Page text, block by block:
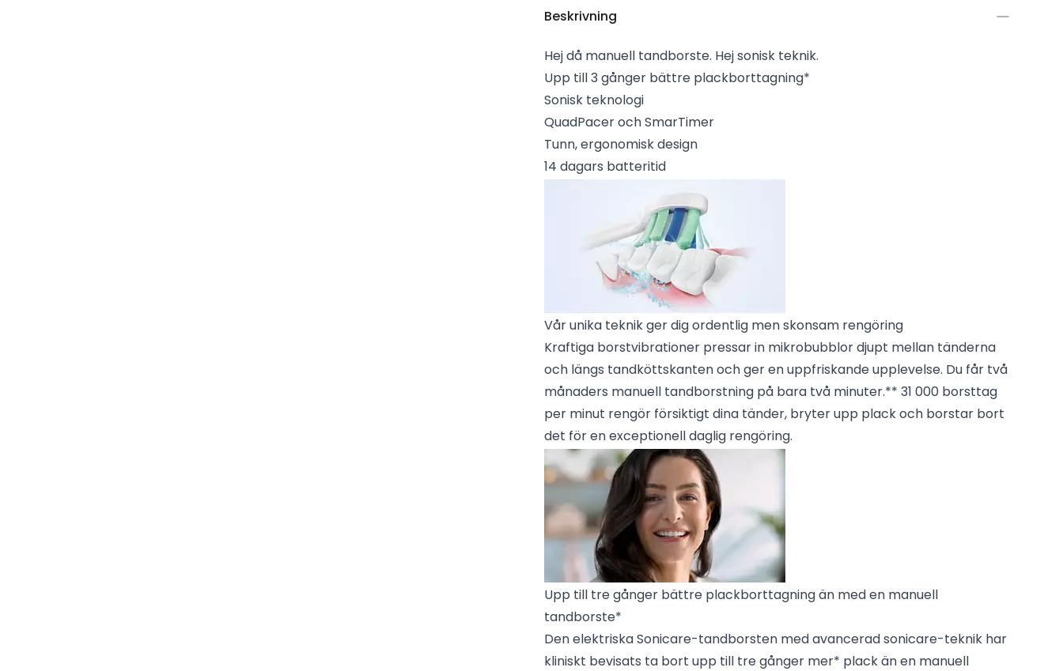
Beskrivning
Hej då manuell tandborste. Hej sonisk teknik.
Upp till 3 gånger bättre plackborttagning*
Sonisk teknologi
QuadPacer och SmarTimer
Tunn, ergonomisk design
14 dagars batteritid
Vår unika teknik ger dig ordentlig men skonsam rengöring
Kraftiga borstvibrationer pressar in mikrobubblor djupt mellan tänderna
och längs tandköttskanten och ger en uppfriskande upplevelse. Du får två
månaders manuell tandborstning på bara två minuter.** 31 000 borsttag
per minut rengör försiktigt dina tänder, bryter upp plack och borstar bort
det för en exceptionell daglig rengöring.
Upp till tre gånger bättre plackborttagning än med en manuell
tandborste*
Den elektriska Sonicare-tandborsten med avancerad sonicare-teknik har
kliniskt bevisats ta bort upp till tre gånger mer* plack än en manuell